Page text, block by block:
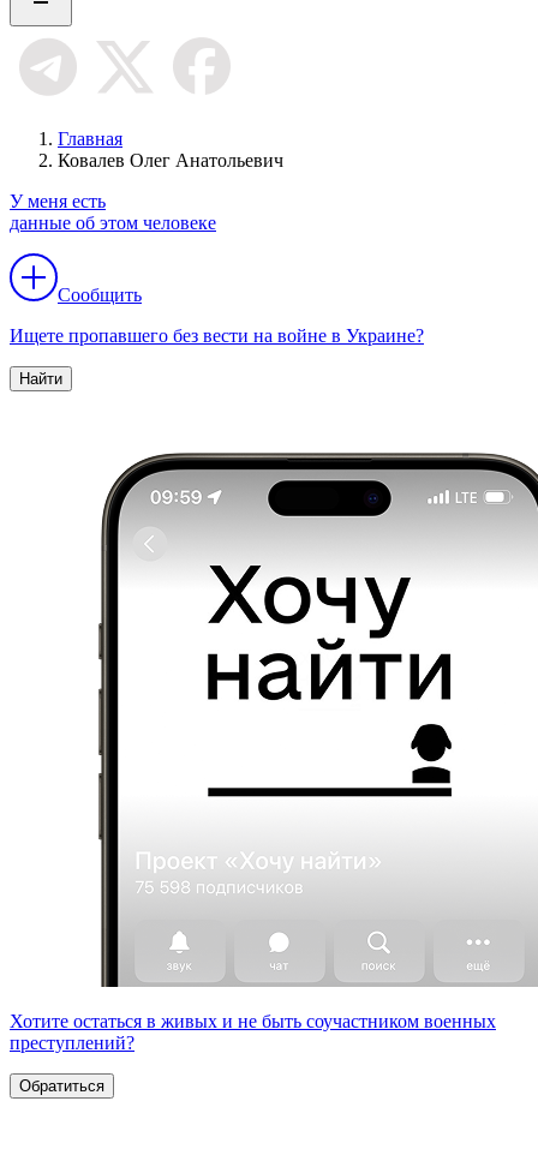
Главная
Ковалев Олег Анатольевич
У меня есть
данные об этом человеке
Сообщить
Ищете пропавшего без вести на войне в Украине?
Найти
Хотите остаться в живых и не быть соучастником военных
преступлений?
Обратиться